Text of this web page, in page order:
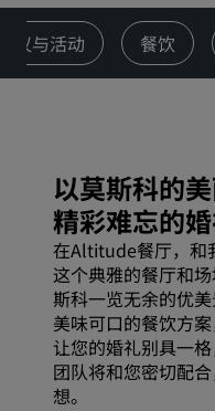
议与活动 餐饮
以莫斯科的
精彩难忘的
在Altitude餐厅，和
这个典雅的餐厅和
斯科一览无余的优
美味可口的餐饮方
让您的婚礼别具一
团队将和您密切配
想。